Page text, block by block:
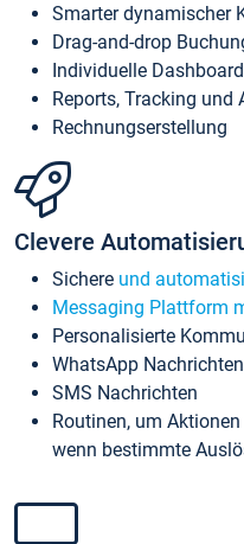
Smarter dynamischer
Drag-and-drop
Individuelle
Reports, Tracking und
Rechnungserstellung
Clevere
Sichere und
Messaging Plattform
Personalisierte
WhatsApp
SMS Nachrichten
Routinen, um
wenn bestimmte